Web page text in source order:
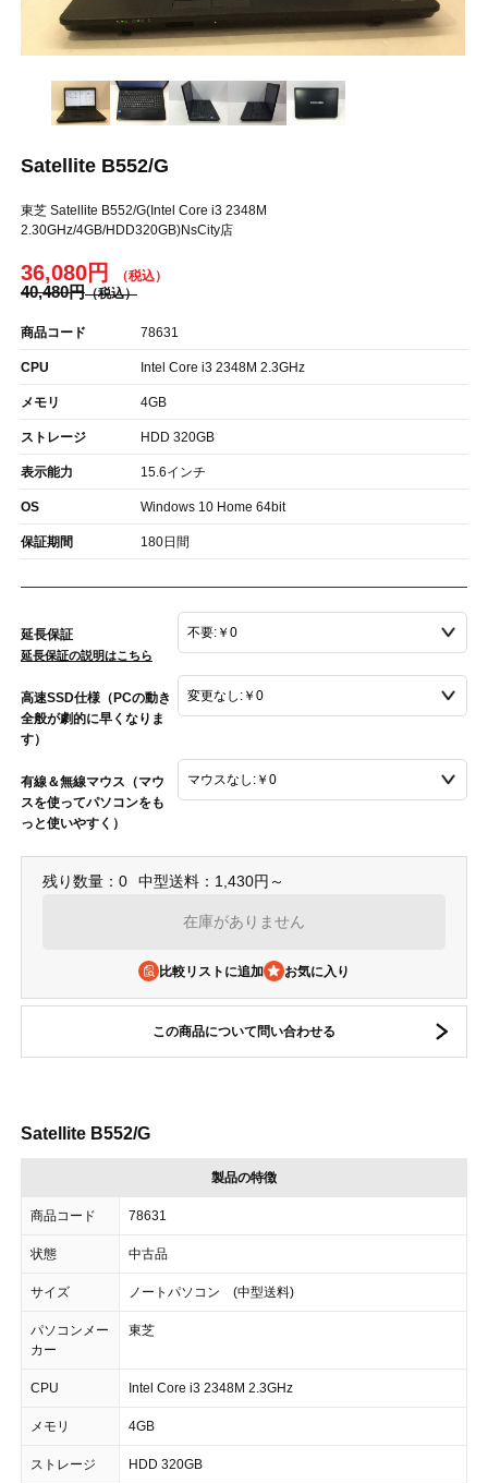
Satellite B552/G
東芝 Satellite B552/G(Intel Core i3 2348M
2.30GHz/4GB/HDD320GB)NsCity店
36,080円
40,480円
商品コード 78631
CPU Intel Core i3 2348M 2.3GHz
メモリ 4GB
ストレージ HDD 320GB
表示能力 15.6インチ
OS Windows 10 Home 64bit
保証期間 180日間
延長保証
延長保証の説明はこちら
高速SSD仕様（PCの動き
全般が劇的に早くなりま
す）
有線＆無線マウス（マウ
スを使ってパソコンをも
っと使いやすく）
残り数量：0 中型送料：1,430円～
在庫がありません
比較リストに追加
この商品について問い合わせる
Satellite B552/G
製品の特徴
商品コード 78631
状態 中古品
サイズ ノートパソコン (中型送料)
パソコンメー
カー
東芝
CPU Intel Core i3 2348M 2.3GHz
メモリ 4GB
ストレージ HDD 320GB